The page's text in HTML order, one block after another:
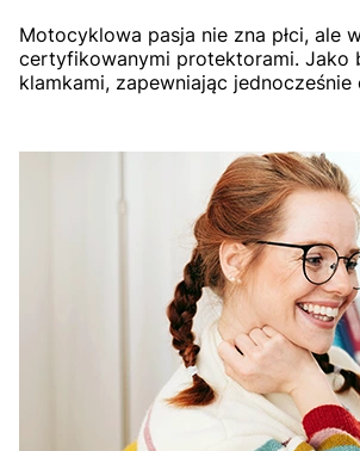
ZOBACZ PRODUKT
L
Motocyklowa pasja nie zna płci, ale
certyfikowanymi protektorami. Jako
klamkami, zapewniając